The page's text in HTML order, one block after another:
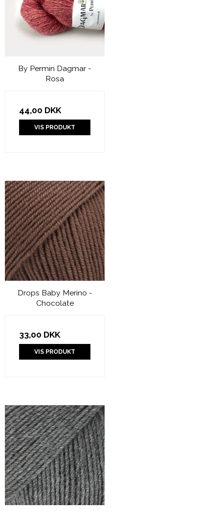
By Permin Dagmar -
Rosa
44,00 DKK
VIS PRODUKT
Drops Baby Merino -
Chocolate
33,00 DKK
VIS PRODUKT